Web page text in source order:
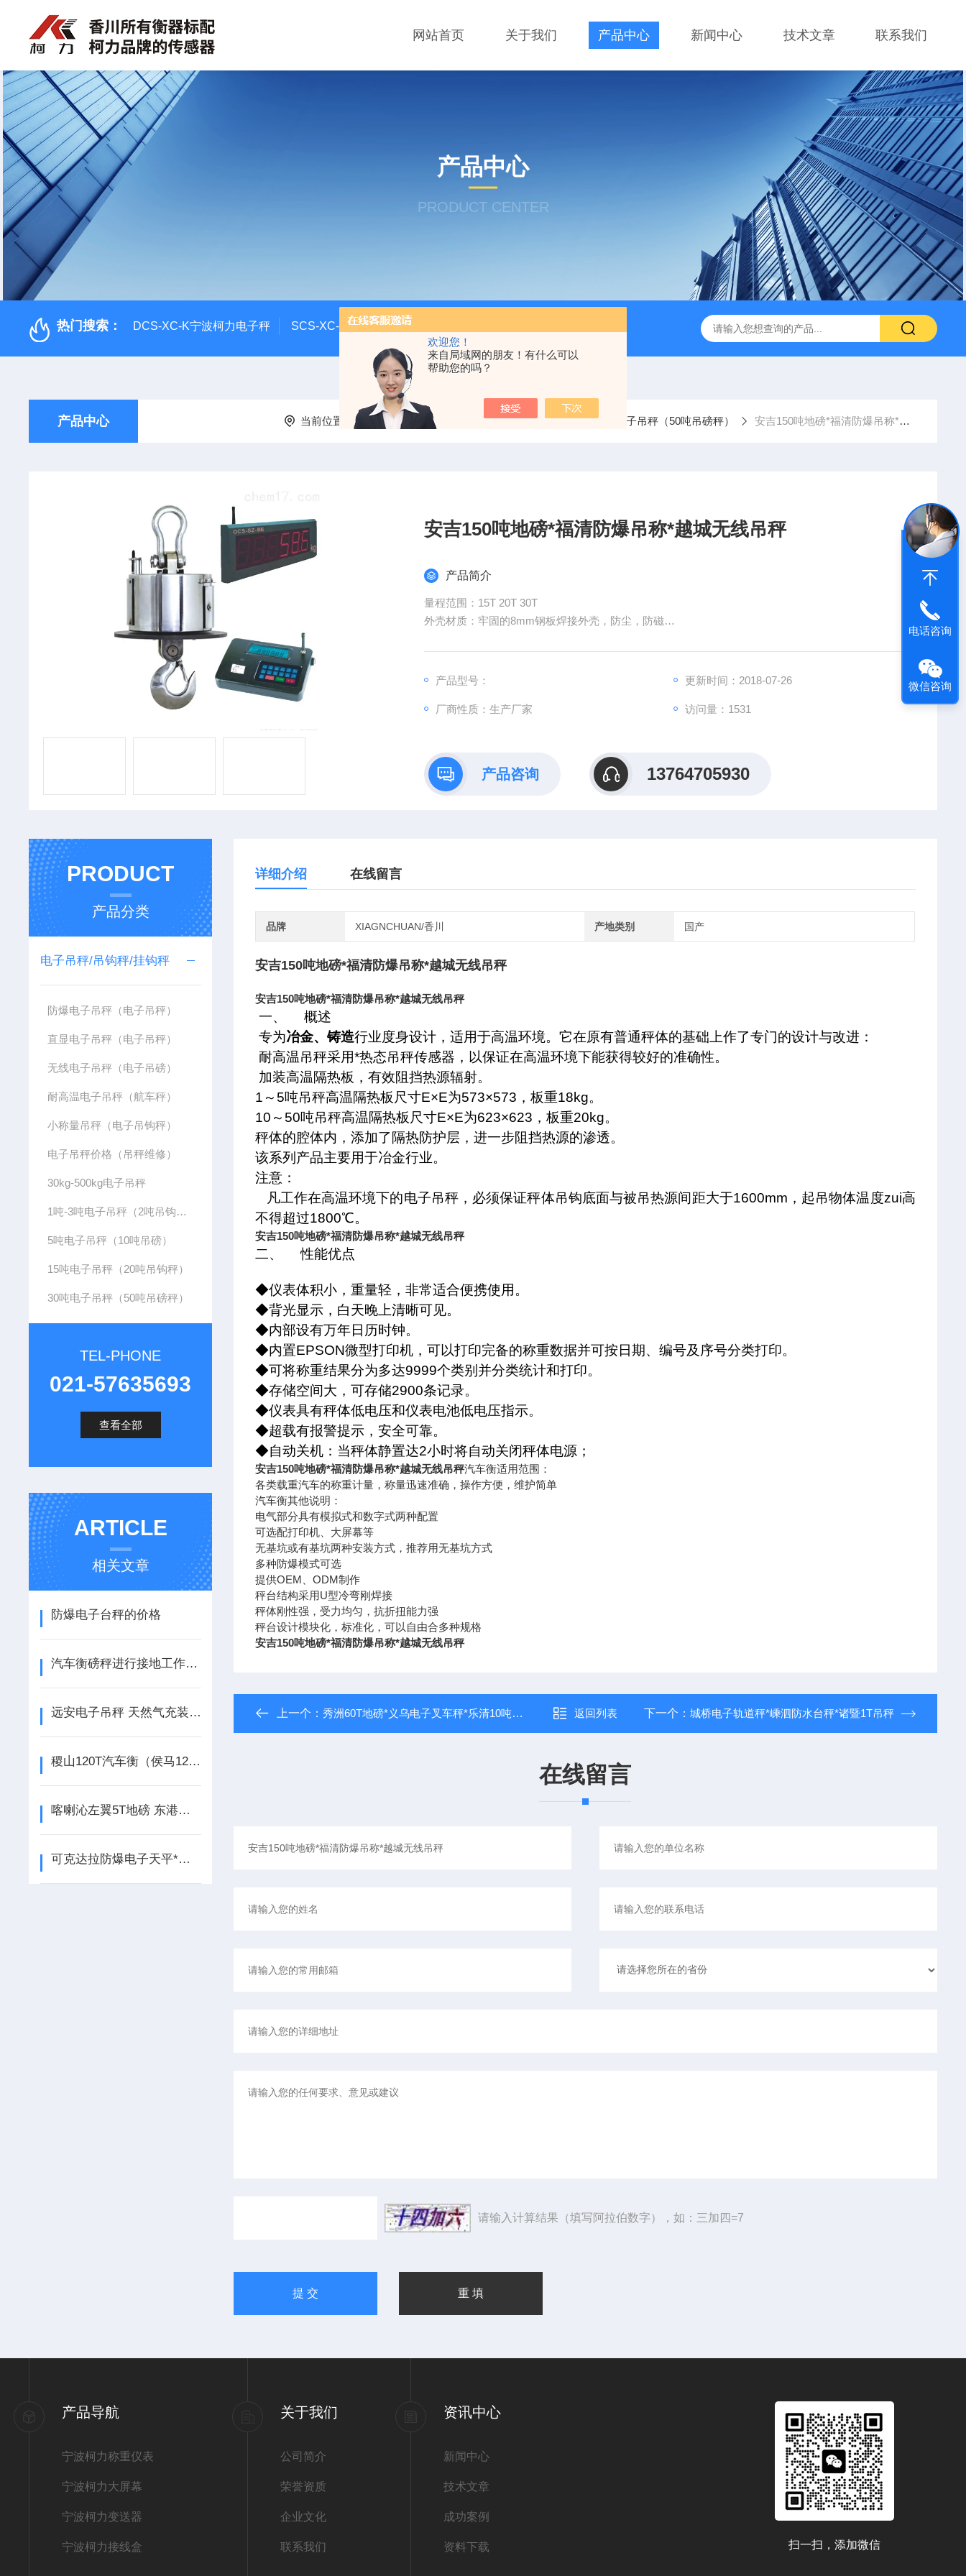
欢迎您！
来自局域网的朋友！有什么可以
帮助您的吗？
网站首页 关于我们 产品中心 新闻中心 技术文章 联系我们
产品中心
PRODUCT CENTER
热门搜索： DCS-XC-K宁波柯力电子秤 SCS-XC-E宁波柯力地磅 D2008-W柯力D2008-W数字仪表 D39-W-CAN物联网称重显示仪表宁波
产品中心 当前位置： 首页 产品中心 电子吊秤/吊钩秤/挂钩秤 30吨电子吊秤（50吨吊磅秤） 安吉150吨地磅*福清防爆吊称*越城无线吊秤
安吉150吨地磅*福清防爆吊称*越城无线吊秤
产品简介
量程范围：15T 20T 30T
外壳材质：牢固的8mm钢板焊接外壳，防尘，防磁
安吉150吨地磅*福清防爆吊称*越城无线吊秤
产品型号： 更新时间：2018-07-26
厂商性质：生产厂家 访问量：1531
产品咨询 13764705930
PRODUCT
产品分类
电子吊秤/吊钩秤/挂钩秤
防爆电子吊秤（电子吊秤）
直显电子吊秤（电子吊秤）
无线电子吊秤（电子吊磅）
耐高温电子吊秤（航车秤）
小称量吊秤（电子吊钩秤）
电子吊秤价格（吊秤维修）
30kg-500kg电子吊秤
1吨-3吨电子吊秤（2吨吊钩秤）
5吨电子吊秤（10吨吊磅）
15吨电子吊秤（20吨吊钩秤）
30吨电子吊秤（50吨吊磅秤）
TEL-PHONE
021-57635693
查看全部
ARTICLE
相关文章
防爆电子台秤的价格
汽车衡磅秤进行接地工作有什么目的？
远安电子吊秤 天然气充装电子称 隔爆电子台称应用
稷山120T汽车衡（侯马120T地磅）眉县便携式汽车磅
喀喇沁左翼5T地磅 东港称重控制模块 文圣地磅称重软件
可克达拉防爆电子天平*头屯河砝码*察布查尔带打印吊秤
详细介绍 在线留言
品牌 XIAGNCHUAN/香川 产地类别 国产
安吉150吨地磅*福清防爆吊称*越城无线吊秤
安吉150吨地磅*福清防爆吊称*越城无线吊秤
一、
概述
专为冶金、铸造行业度身设计，适用于高温环境。它在原有普通秤体的基础上作了专门的设计与改进：
耐高温吊秤采用*热态吊秤传感器，以保证在高温环境下能获得较好的准确性。
加装高温隔热板，有效阻挡热源辐射。
1 ～ 5吨吊秤高温隔热板尺寸E×E为573×573 ，板重18kg。
10 ～ 50吨吊秤高温隔热板尺寸E×E为623×623 ，板重20kg。
秤体的腔体内，添加了隔热防护层，进一步阻挡热源的渗透。
该系列产品主要用于冶金行业。
注意：
凡工作在高温环境下的电子吊秤，必须保证秤体吊钩底面与被吊热源间距大于1600mm ，起吊物体温度zui高
不得超过1800℃。
安吉150吨地磅*福清防爆吊称*越城无线吊秤
二、 性能优点
◆仪表体积小，重量轻，非常适合便携使用。
◆背光显示，白天晚上清晰可见。
◆内部设有万年日历时钟。
◆内置EPSON微型打印机，可以打印完备的称重数据并可按日期、编号及序号分类打印。
◆可将称重结果分为多达9999个类别并分类统计和打印。
◆存储空间大，可存储2900条记录。
◆仪表具有秤体低电压和仪表电池低电压指示。
◆超载有报警提示，安全可靠。
◆自动关机：当秤体静置达2小时将自动关闭秤体电源；
安吉150吨地磅*福清防爆吊称*越城无线吊秤汽车衡适用范围：
各类载重汽车的称重计量，称量迅速准确，操作方便，维护简单
汽车衡其他说明：
电气部分具有模拟式和数字式两种配置
可选配打印机、大屏幕等
无基坑或有基坑两种安装方式，推荐用无基坑方式
多种防爆模式可选
提供OEM、ODM制作
秤台结构采用U型冷弯刚焊接
秤体刚性强，受力均匀，抗折扭能力强
秤台设计模块化，标准化，可以自由合多种规格
安吉150吨地磅*福清防爆吊称*越城无线吊秤
上一个：秀洲60T地磅*义乌电子叉车秤*乐清10吨吊秤 返回列表 下一个： 城桥电子轨道秤*嵊泗防水台秤*诸暨1T吊秤
在线留言
请输入计算结果（填写阿拉伯数字），如：三加四=7
产品导航
宁波柯力称重仪表
宁波柯力大屏幕
宁波柯力变送器
宁波柯力接线盒
关于我们
公司简介
荣誉资质
企业文化
联系我们
资讯中心
新闻中心
技术文章
成功案例
资料下载 扫一扫，添加微信
电话咨询
微信咨询